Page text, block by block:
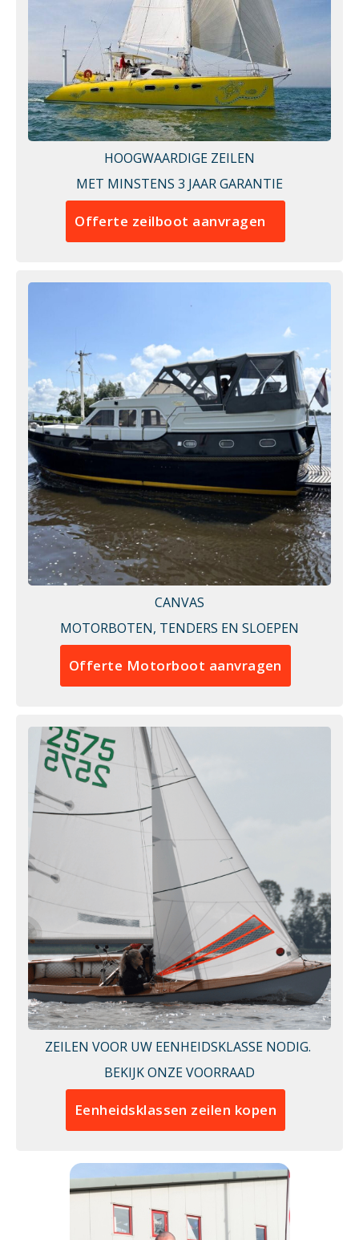
HOOGWAARDIGE ZEILEN
MET MINSTENS 3 JAAR GARANTIE
Offerte zeilboot aanvragen
CANVAS
MOTORBOTEN, TENDERS EN SLOEPEN
Offerte Motorboot aanvragen
ZEILEN VOOR UW EENHEIDSKLASSE NODIG.
BEKIJK ONZE VOORRAAD
Eenheidsklassen zeilen kopen